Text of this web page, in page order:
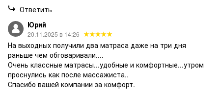
Ответить
Юрий
20.11.2025 в 14:26
На выходных получили два матраса даже на три дня
раньше чем обговаривали....
Очень классные матрасы...удобные и комфортные...утром
проснулись как после массажиста..
Спасибо вашей компании за комфорт.